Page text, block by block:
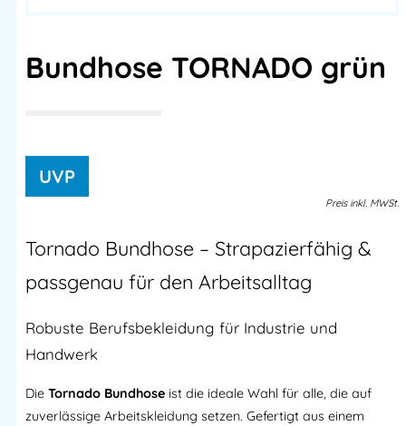
Bundhose TORNADO grün
Preis inkl. MWSt.
Tornado Bundhose – Strapazierfähig &
passgenau für den Arbeitsalltag
Robuste Berufsbekleidung für Industrie und
Handwerk
Die Tornado Bundhose ist die ideale Wahl für alle, die auf
zuverlässige Arbeitskleidung setzen. Gefertigt aus einem